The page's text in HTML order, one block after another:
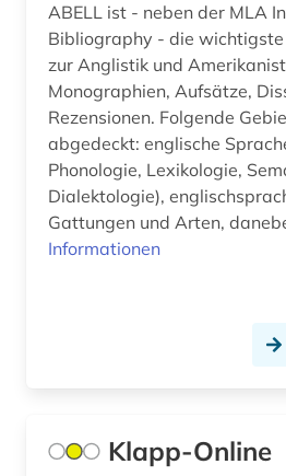
biomedizinische technik (1)
bodensee-gebiet (1)
bohemistik (1)
briefsammlung (1)
Mittelamerika (3)
Moldawien (3)
Montenegro (4)
Niederlande (2)
Osteuropa (9)
ABELL ist - neben der MLA
Bibliography - die
zur Anglistik und
Monographien, Aufsätze,
Rezensionen. Folgende
abgedeckt: englische
Phonologie, Lexikologie,
Dialektologie),
Gattungen und Arten,
Informationen
Klapp-Online